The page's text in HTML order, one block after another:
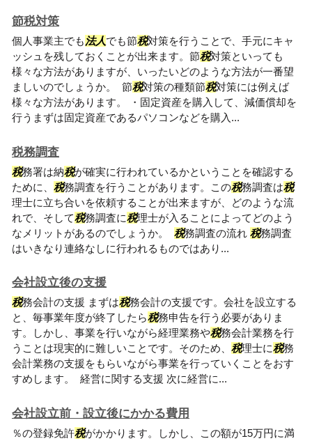
節税対策
個人事業主でも 法人でも節税対策を行うことで、手元にキャ
ッシュを残しておくことが出来ます。節税対策といっても
様々な方法がありますが、いったいどのような方法が一番望
ましいのでしょうか。 節税対策の種類節税対策には例えば
様々な方法があります。 ・固定資産を購入して、減価償却を
行うまずは固定資産であるパソコンなどを購入...
税務調査
税務署は納税が確実に行われているかということを確認する
ために、 税務調査を行うことがあります。この税務調査は税
理士に立ち合いを依頼することが出来ますが、どのような流
れで、そして税務調査に税理士が入ることによってどのよう
なメリットがあるのでしょうか。 税務調査の流れ 税務調査
はいきなり連絡なしに行われるものではあり...
会社設立後の支援
税務会計の支援 まずは税務会計の支援です。会社を設立する
と、毎事業年度が終了したら税務申告を行う必要がありま
す。しかし、事業を行いながら経理業務や税務会計業務を行
うことは現実的に難しいことです。そのため、 税理士に税務
会計業務の支援をもらいながら事業を行っていくことをおす
すめします。 経営に関する支援 次に経営に...
会社設立前・設立後にかかる費用
％の登録免許税がかかります。しかし、この額が15万円に満